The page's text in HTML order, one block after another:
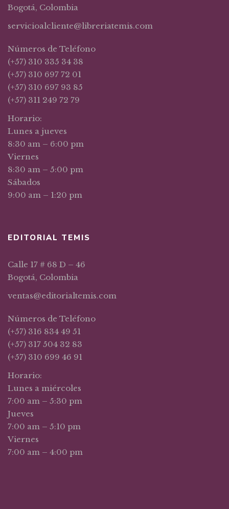
Bogotá, Colombia
servicioalcliente@libreriatemis.com
Números de Teléfono
(+57) 310 335 34 38
(+57) 310 697 72 01
(+57) 310 697 93 85
(+57) 311 249 72 79
Horario:
Lunes a jueves
8:30 am – 6:00 pm
Viernes
8:30 am – 5:00 pm
Sábados
9:00 am – 1:20 pm
EDITORIAL TEMIS
Calle 17 # 68 D – 46
Bogotá, Colombia
ventas@editorialtemis.com
Números de Teléfono
(+57) 316 834 49 51
(+57) 317 504 32 83
(+57) 310 699 46 91
Horario:
Lunes a miércoles
7:00 am – 5:30 pm
Jueves
7:00 am – 5:10 pm
Viernes
7:00 am – 4:00 pm